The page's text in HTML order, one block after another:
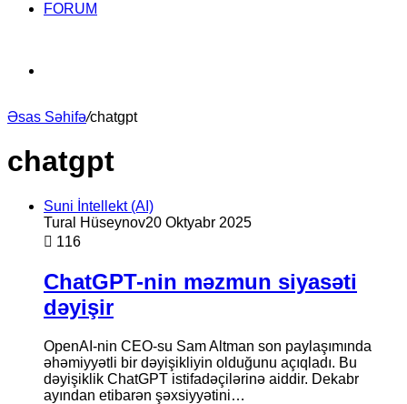
FORUM
for
Əsas Səhifə/chatgpt
chatgpt
Suni İntellekt (AI)
Tural Hüseynov20 Oktyabr 2025
116
ChatGPT-nin məzmun siyasəti
dəyişir
OpenAI-nin CEO-su Sam Altman son paylaşımında
əhəmiyyətli bir dəyişikliyin olduğunu açıqladı. Bu
dəyişiklik ChatGPT istifadəçilərinə aiddir. Dekabr
ayından etibarən şəxsiyyətini…